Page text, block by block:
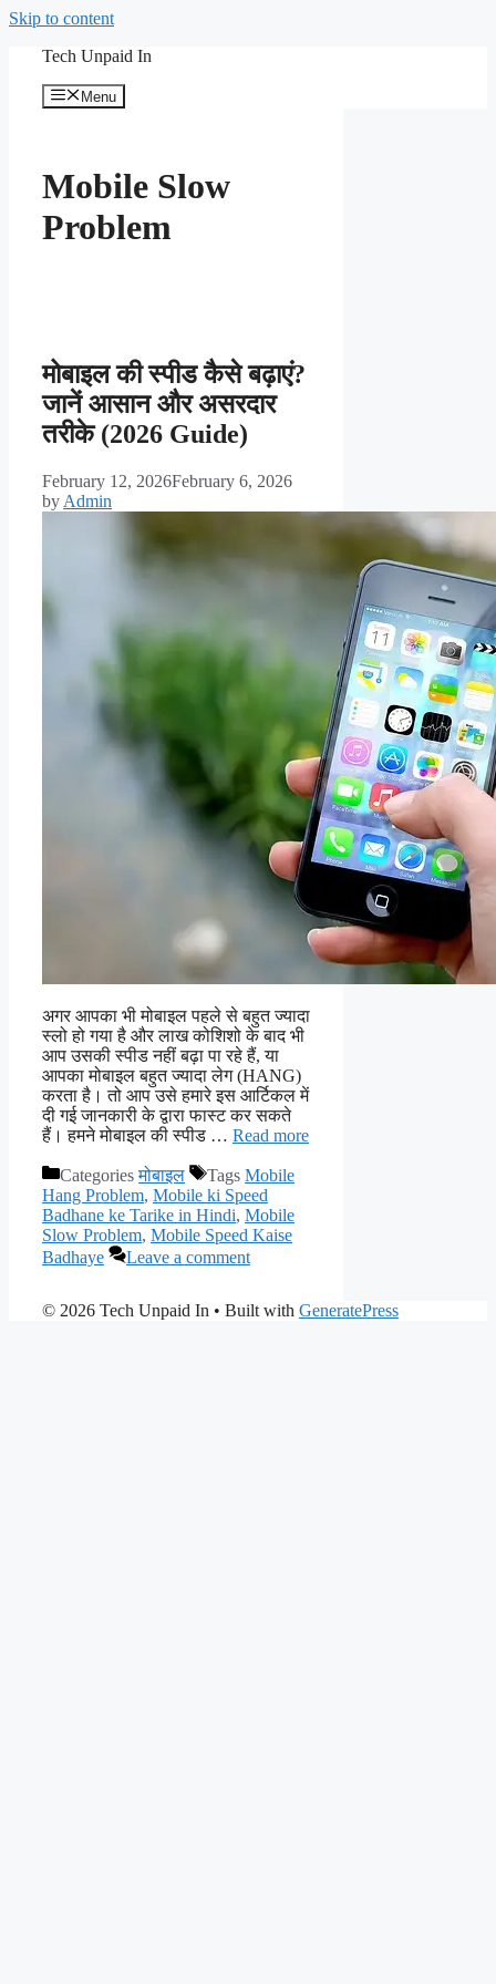
Skip to content
Tech Unpaid In
Menu
Mobile Slow
Problem
मोबाइल की स्पीड कैसे बढ़ाएं?
जानें आसान और असरदार
तरीके (2026 Guide)
February 12, 2026February 6, 2026
by Admin
अगर आपका भी मोबाइल पहले से बहुत ज्यादा
स्लो हो गया है और लाख कोशिशो के बाद भी
आप उसकी स्पीड नहीं बढ़ा पा रहे हैं, या
आपका मोबाइल बहुत ज्यादा लेग (HANG)
करता है। तो आप उसे हमारे इस आर्टिकल में
दी गई जानकारी के द्वारा फास्ट कर सकते
हैं। हमने मोबाइल की स्पीड … Read more
Categoriesमोबाइल Tags Mobile
Hang Problem, Mobile ki Speed
Badhane ke Tarike in Hindi, Mobile
Slow Problem, Mobile Speed Kaise
Badhaye
Leave a comment
© 2026 Tech Unpaid In • Built with GeneratePress